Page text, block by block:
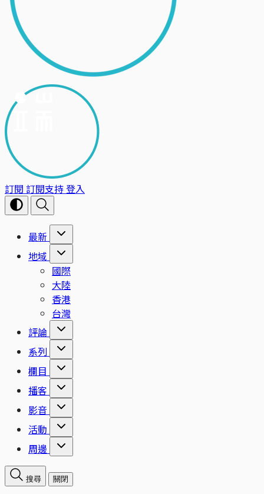
訂閱 訂閱支持登入
最新
地域
國際
大陸
香港
台灣
評論
系列
欄目
播客
影音
活動
周邊
搜尋 關閉